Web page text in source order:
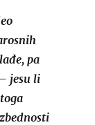
pa
jesu li